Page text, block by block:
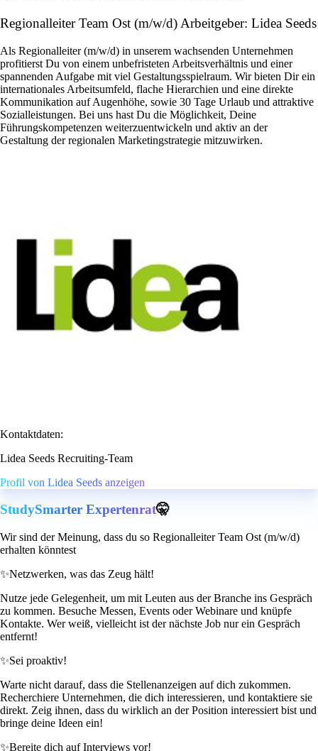
Regionalleiter Team Ost (m/w/d) Arbeitgeber: Lidea Seeds
Als Regionalleiter (m/w/d) in unserem wachsenden Unternehmen
profitierst Du von einem unbefristeten Arbeitsverhältnis und einer
spannenden Aufgabe mit viel Gestaltungsspielraum. Wir bieten Dir ein
internationales Arbeitsumfeld, flache Hierarchien und eine direkte
Kommunikation auf Augenhöhe, sowie 30 Tage Urlaub und attraktive
Sozialleistungen. Bei uns hast Du die Möglichkeit, Deine
Führungskompetenzen weiterzuentwickeln und aktiv an der
Gestaltung der regionalen Marketingstrategie mitzuwirken.
Kontaktdaten:
Lidea Seeds Recruiting-Team
Profil von Lidea Seeds anzeigen
StudySmarter Expertenrat🤫
Wir sind der Meinung, dass du so Regionalleiter Team Ost (m/w/d)
erhalten könntest
✨Netzwerken, was das Zeug hält!
Nutze jede Gelegenheit, um mit Leuten aus der Branche ins Gespräch
zu kommen. Besuche Messen, Events oder Webinare und knüpfe
Kontakte. Wer weiß, vielleicht ist der nächste Job nur ein Gespräch
entfernt!
✨Sei proaktiv!
Warte nicht darauf, dass die Stellenanzeigen auf dich zukommen.
Recherchiere Unternehmen, die dich interessieren, und kontaktiere sie
direkt. Zeig ihnen, dass du wirklich an der Position interessiert bist und
bringe deine Ideen ein!
✨Bereite dich auf Interviews vor!